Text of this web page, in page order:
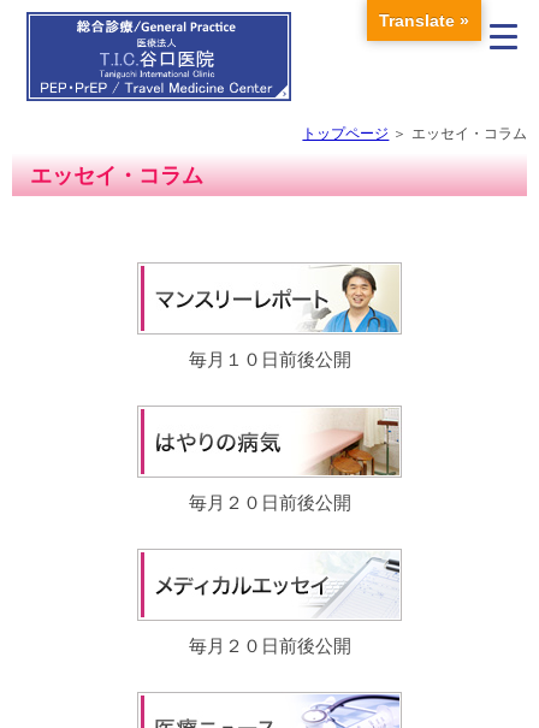
トップページ エッセイ・コラム
エッセイ・コラム
毎月１０日前後公開
毎月２０日前後公開
毎月２０日前後公開
Translate »